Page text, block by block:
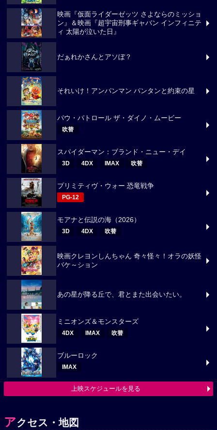
映画『仮面ライダーゼッツ さよならのミッショ
ン』＆映画『超宇宙刑事ギャバン インフィニテ
ィ 太陽が泣いた日』
だぁれかさんとアソぼ？
それいけ！アンパンマン パンタンと約束の星
パウ・パトロール ザ・ダイノ・ムービー
吹替
スパイダーマン：ブランド・ニュー・デイ
3D 4DX IMAX 吹替
プリミティヴ・ウォー 恐竜戦争
PG-12
モアナと伝説の海（2026）
3D 4DX 吹替
映画クレヨンしんちゃん 奇々怪々！オラの妖怪
バケ～ション
あの星が降る丘で、君とまた出会いたい。
ミニオンズ＆モンスターズ
4DX IMAX 吹替
ブルーロック
IMAX
上映スケジュールを見る
アクセス・地図